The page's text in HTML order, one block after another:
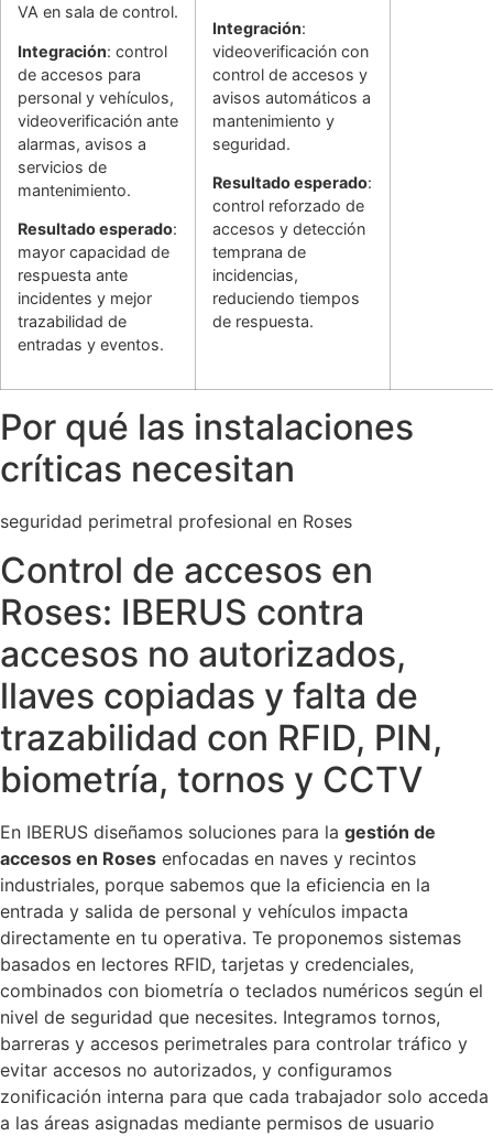
VA en sala de control.
Integración: control
de accesos para
personal y vehículos,
videoverificación ante
alarmas, avisos a
servicios de
mantenimiento.
Resultado esperado:
mayor capacidad de
respuesta ante
incidentes y mejor
trazabilidad de
entradas y eventos.
Integración:
videoverificación con
control de accesos y
avisos automáticos a
mantenimiento y
seguridad.
Resultado esperado:
control reforzado de
accesos y detección
temprana de
incidencias,
reduciendo tiempos
de respuesta.
Por qué las instalaciones
críticas necesitan
seguridad perimetral profesional en Roses
Control de accesos en
Roses: IBERUS contra
accesos no autorizados,
llaves copiadas y falta de
trazabilidad con RFID, PIN,
biometría, tornos y CCTV
En IBERUS diseñamos soluciones para la gestión de
accesos en Roses enfocadas en naves y recintos
industriales, porque sabemos que la eficiencia en la
entrada y salida de personal y vehículos impacta
directamente en tu operativa. Te proponemos sistemas
basados en lectores RFID, tarjetas y credenciales,
combinados con biometría o teclados numéricos según el
nivel de seguridad que necesites. Integramos tornos,
barreras y accesos perimetrales para controlar tráfico y
evitar accesos no autorizados, y configuramos
zonificación interna para que cada trabajador solo acceda
a las áreas asignadas mediante permisos de usuario